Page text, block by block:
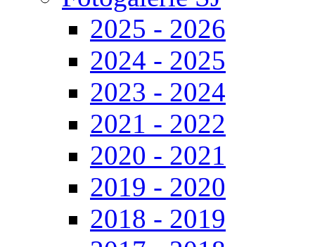
2025 - 2026
2024 - 2025
2023 - 2024
2021 - 2022
2020 - 2021
2019 - 2020
2018 - 2019